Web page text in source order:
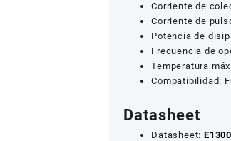
Corriente de
Corriente de
Potencia de
Frecuencia de
Temperatura
Compatibilidad:
Datasheet
Datasheet: